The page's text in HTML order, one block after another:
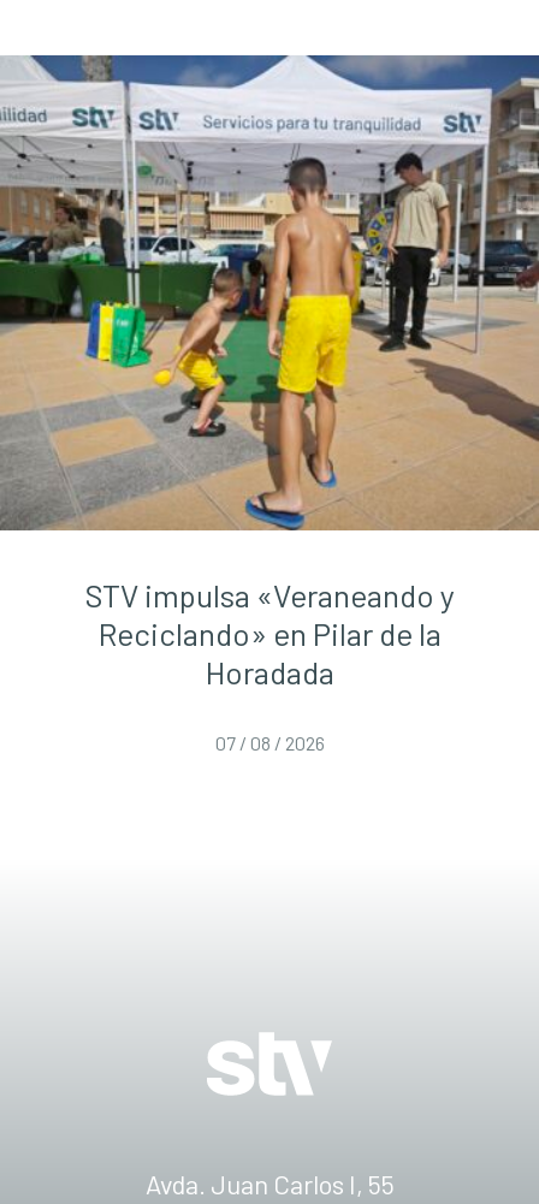
STV impulsa «Veraneando y
Reciclando» en Pilar de la
Horadada
07 / 08 / 2026
Avda. Juan Carlos I, 55